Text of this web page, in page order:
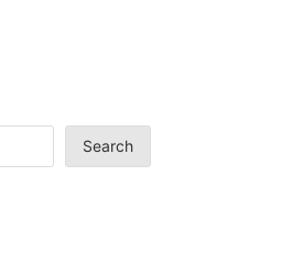
Search